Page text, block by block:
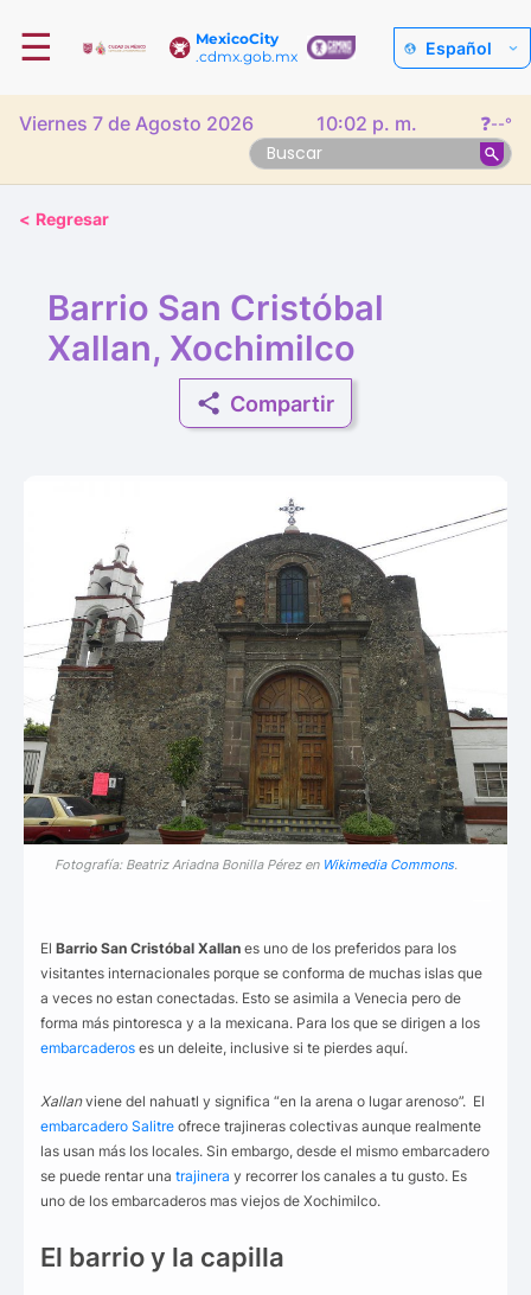
MexicoCity
.cdmx.gob.mx
☰ Español
Viernes 7 de Agosto 2026 10:02 p. m. ❓--°
< Regresar
Barrio San Cristóbal
Xallan, Xochimilco
Compartir
Fotografía: Beatriz Ariadna Bonilla Pérez en Wikimedia Commons.
El Barrio San Cristóbal Xallan es uno de los preferidos para los
visitantes internacionales porque se conforma de muchas islas que
a veces no estan conectadas. Esto se asimila a Venecia pero de
forma más pintoresca y a la mexicana. Para los que se dirigen a los
embarcaderos es un deleite, inclusive si te pierdes aquí.
Xallanviene del nahuatl y significa “en la arena o lugar arenoso”. El
embarcadero Salitre ofrece trajineras colectivas aunque realmente
las usan más los locales. Sin embargo, desde el mismo embarcadero
se puede rentar una trajinera y recorrer los canales a tu gusto. Es
uno de los embarcaderos mas viejos de Xochimilco.
El barrio y la capilla